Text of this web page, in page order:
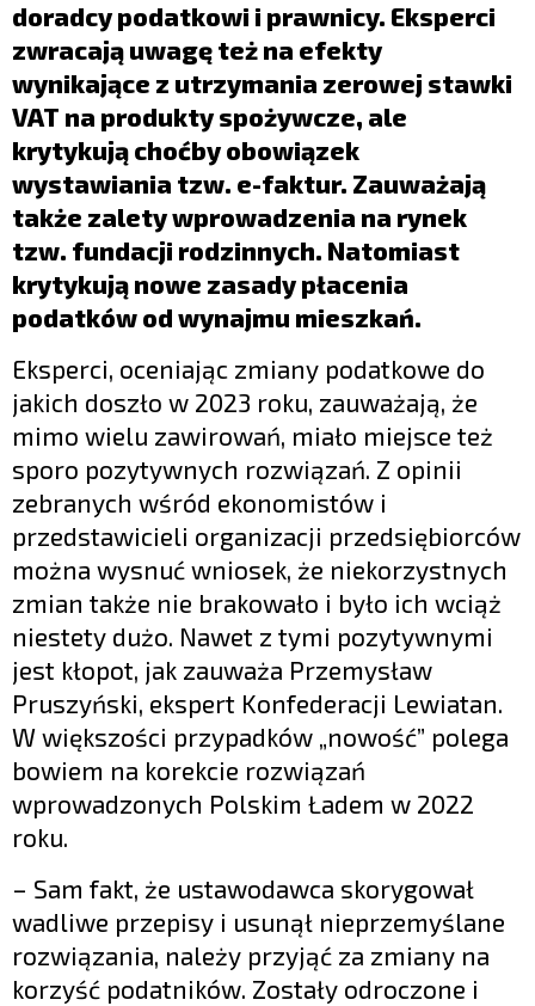
doradcy podatkowi i prawnicy. Eksperci
zwracają uwagę też na efekty
wynikające z utrzymania zerowej stawki
VAT na produkty spożywcze, ale
krytykują choćby obowiązek
wystawiania tzw. e-faktur. Zauważają
także zalety wprowadzenia na rynek
tzw. fundacji rodzinnych. Natomiast
krytykują nowe zasady płacenia
podatków od wynajmu mieszkań.
Eksperci, oceniając zmiany podatkowe do
jakich doszło w 2023 roku, zauważają, że
mimo wielu zawirowań, miało miejsce też
sporo pozytywnych rozwiązań. Z opinii
zebranych wśród ekonomistów i
przedstawicieli organizacji przedsiębiorców
można wysnuć wniosek, że niekorzystnych
zmian także nie brakowało i było ich wciąż
niestety dużo. Nawet z tymi pozytywnymi
jest kłopot, jak zauważa Przemysław
Pruszyński, ekspert Konfederacji Lewiatan.
W większości przypadków „nowość” polega
bowiem na korekcie rozwiązań
wprowadzonych Polskim Ładem w 2022
roku.
– Sam fakt, że ustawodawca skorygował
wadliwe przepisy i usunął nieprzemyślane
rozwiązania, należy przyjąć za zmiany na
korzyść podatników. Zostały odroczone i